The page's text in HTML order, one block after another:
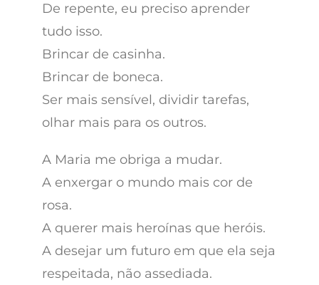
De repente, eu preciso aprender
tudo isso.
Brincar de casinha.
Brincar de boneca.
Ser mais sensível, dividir tarefas,
olhar mais para os outros.
A Maria me obriga a mudar.
A enxergar o mundo mais cor de
rosa.
A querer mais heroínas que heróis.
A desejar um futuro em que ela seja
respeitada, não assediada.